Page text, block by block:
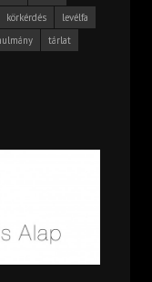
körkérdés
levélfa
tárlat